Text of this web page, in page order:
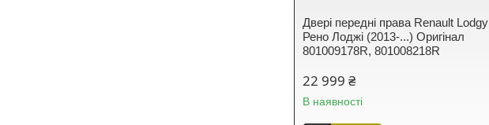
Двері передні права Renault Lodgy
Рено Лоджі (2013-...) Оригінал
801009178R, 801008218R
22 999 ₴
В наявності